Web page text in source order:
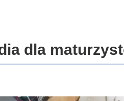
dla